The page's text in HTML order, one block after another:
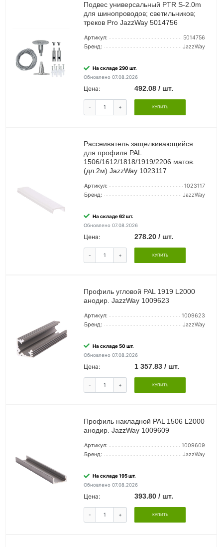
Подвес универсальный PTR S-2.0m
для шинопроводов; светильников;
треков Pro JazzWay 5014756
Артикул:
5014756
Бренд:
JazzWay
На складе 290 шт.
Обновлено 07.08.2026
Цена: 492.08 / шт.
- + КУПИТЬ
Рассеиватель защелкивающийся
для профиля PAL
1506/1612/1818/1919/2206 матов.
(дл.2м) JazzWay 1023117
Артикул:
1023117
Бренд:
JazzWay
На складе 62 шт.
Обновлено 07.08.2026
Цена: 278.20 / шт.
- + КУПИТЬ
Профиль угловой PAL 1919 L2000
анодир. JazzWay 1009623
Артикул:
1009623
Бренд:
JazzWay
На складе 50 шт.
Обновлено 07.08.2026
Цена: 1 357.83 / шт.
- + КУПИТЬ
Профиль накладной PAL 1506 L2000
анодир. JazzWay 1009609
Артикул:
1009609
Бренд:
JazzWay
На складе 195 шт.
Обновлено 07.08.2026
Цена: 393.80 / шт.
- + КУПИТЬ